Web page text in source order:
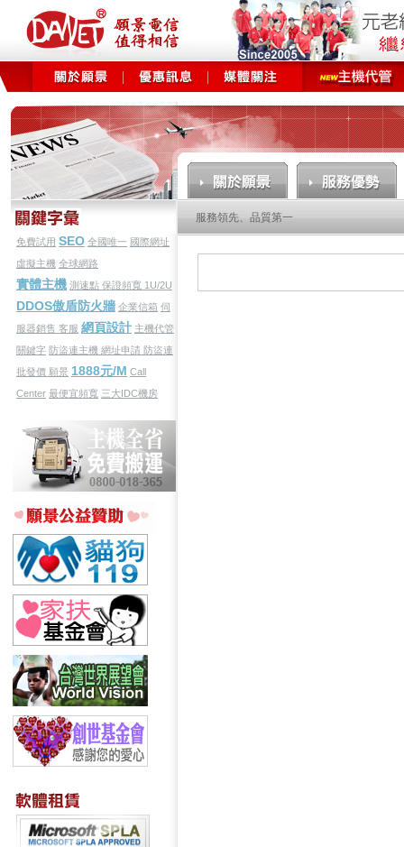
服務領先、品質第一
免費試用 SEO 全國唯一 國際網址
虛擬主機 全球網路
實體主機 測速點 保證頻寬 1U/2U
DDOS傲盾防火牆 企業信箱 伺
服器銷售 客服 網頁設計 主機代管
關鍵字 防盜連主機 網址申請 防盜連
批發價 願景 1888元/M Call
Center 最便宜頻寬 三大IDC機房